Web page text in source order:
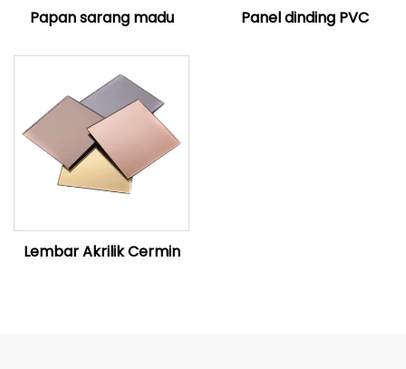
Papan sarang madu Panel dinding PVC
Lembar Akrilik Cermin